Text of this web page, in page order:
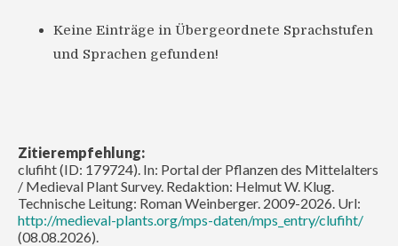
Keine Einträge in Übergeordnete Sprachstufen
und Sprachen gefunden!
Zitierempfehlung:
clufiht (ID: 179724). In: Portal der Pflanzen des Mittelalters
/ Medieval Plant Survey. Redaktion: Helmut W. Klug.
Technische Leitung: Roman Weinberger. 2009-2026. Url:
http://medieval-plants.org/mps-daten/mps_entry/clufiht/
(08.08.2026).